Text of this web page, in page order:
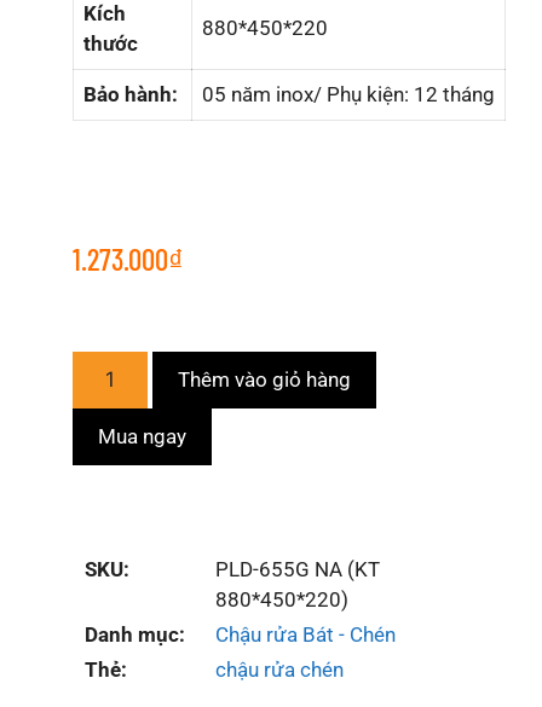
Kích
thước
880*450*220
Bảo hành: 05 năm inox/ Phụ kiện: 12 tháng
1.273.000₫
Thêm vào giỏ hàng
Mua ngay
SKU:
PLD-655G NA (KT
880*450*220)
Danh mục:
Chậu rửa Bát - Chén
Thẻ:
chậu rửa chén